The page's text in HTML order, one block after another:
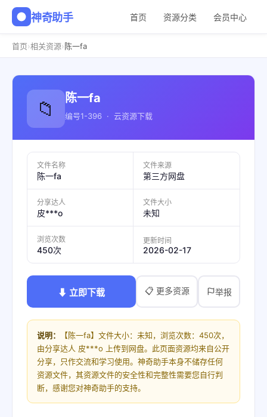
神奇助手 首页 资源分类 会员中心
首页›相关资源›陈一fa
📁 陈一fa
编号1-396 · 云资源下载
文件名称
陈一fa
文件来源
第三方网盘
分享达人
皮***o
文件大小
未知
浏览次数
450次
更新时间
2026-02-17
⬇ 立即下载 📋 更多资源 举报
说明：
【陈一fa】文件大小：未知，浏览次数：450次，
由分享达人 皮***o 上传到网盘。此页面资源均来自公开
分享，只作交流和学习使用。神奇助手本身不储存任何
资源文件，其资源文件的安全性和完整性需要您自行判
断，感谢您对神奇助手的支持。